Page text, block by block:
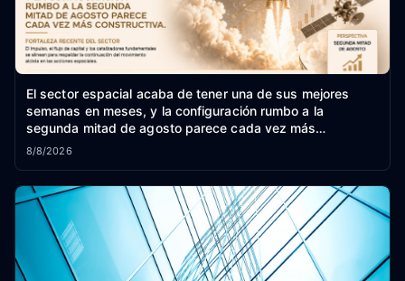
El sector espacial acaba de tener una de sus mejores
semanas en meses, y la configuración rumbo a la
segunda mitad de agosto parece cada vez más
constructiva.
8/8/2026